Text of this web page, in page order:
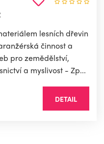
lesních dřevin
činnost a
pro zemědělství,
a myslivost - Zp...
DETAIL